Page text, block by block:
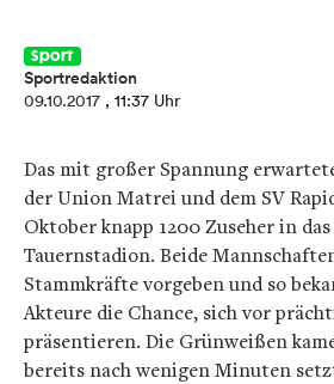
Sport
Sportredaktion
09.10.2017 , 11:37 Uhr
Das mit großer Spannung
der Union Matrei und dem SV
Oktober knapp 1200 Zuseher in
Tauernstadion. Beide
Stammkräfte vorgeben und so
Akteure die Chance, sich vor
präsentieren. Die Grünweißen
bereits nach wenigen Minuten